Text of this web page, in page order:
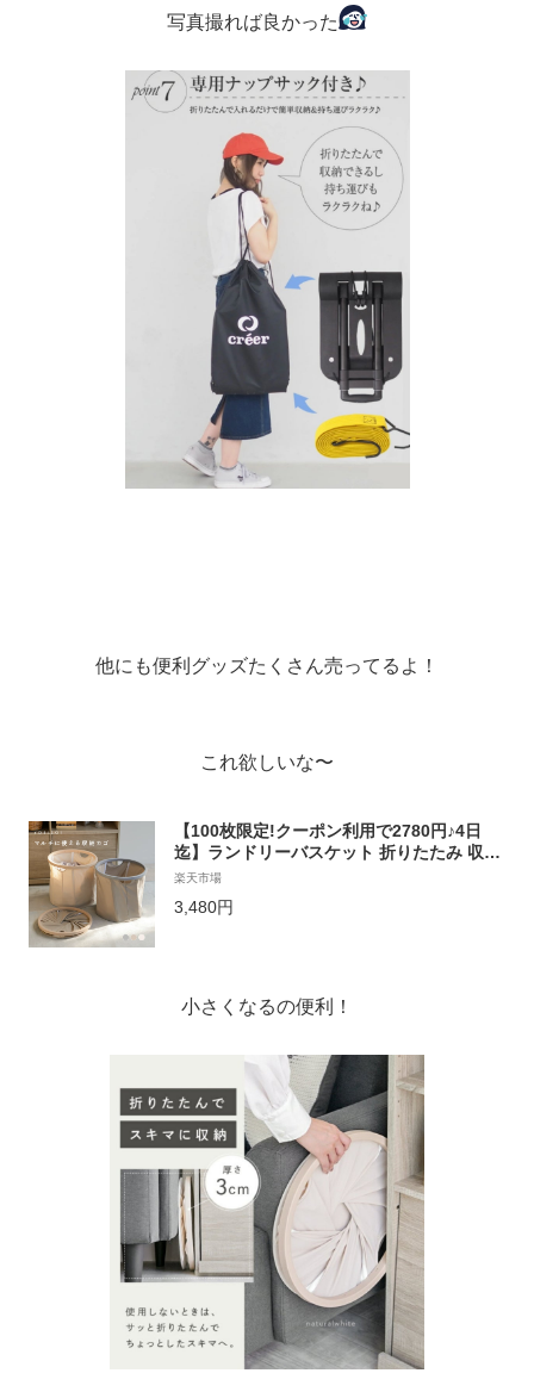
写真撮れば良かった
他にも便利グッズたくさん売ってるよ！
これ欲しいな〜
【100枚限定!クーポン利用で2780円♪4日
迄】ランドリーバスケット 折りたたみ 収納
かご 収納ボックス マルチ収納 おもちゃ入れ
洗濯カゴ スリム 大容量 持ち手付き 撥水 お
しゃれ 軽量 隙間 収納 洗面所 コンパクト
楽天市場
3,480円
小さくなるの便利！